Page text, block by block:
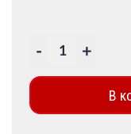
+
-
В